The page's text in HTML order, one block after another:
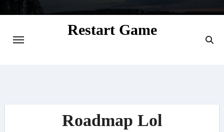
Restart Game
Roadmap Lol